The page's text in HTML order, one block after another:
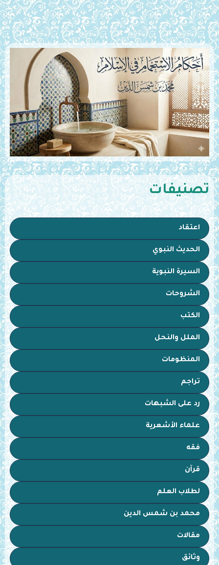
تصنيفات
اعتقاد
الحديث النبوي
السيرة النبوية
الشروحات
الكتب
الملل والنحل
المنظومات
تراجم
رد على الشبهات
علماء الأشعرية
فقه
قرآن
لطلاب العلم
محمد بن شمس الدين
مقالات
وثائق